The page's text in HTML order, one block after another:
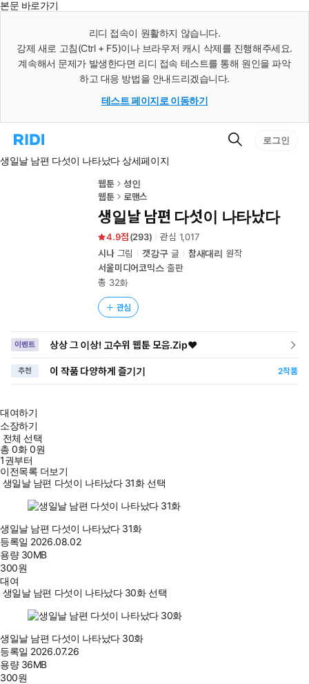
본문 바로가기
리디 접속이 원활하지 않습니다.
강제 새로 고침(Ctrl + F5)이나 브라우저 캐시 삭제를 진행해주세요.
계속해서 문제가 발생한다면 리디 접속 테스트를 통해 원인을 파악
하고 대응 방법을 안내드리겠습니다.
테스트 페이지로 이동하기
리
홈
검
로그인
생일날 남편 다섯이 나타났다 상세페이지
웹툰
성인
웹툰
로맨스
생일날 남편 다섯이 나타났다
4.9 (293) 관심 1,017
시나그림 갯강구 글 참새대리 원작
서울미디어코믹스출판
총 32화
관심
이벤트 상상 그 이상! 고수위 웹툰 모음.Zip♥
추천 이 작품 다양하게 즐기기 2작품
대여하기
소장하기
전체 선택
총0화0원
1권부터
이전목록 더보기
생일날 남편 다섯이 나타났다 31화 선택
생일날 남편 다섯이 나타났다 31화
등록일 2026.08.02
용량 30MB
300원
대여
생일날 남편 다섯이 나타났다 30화 선택
생일날 남편 다섯이 나타났다 30화
등록일 2026.07.26
용량 36MB
300원